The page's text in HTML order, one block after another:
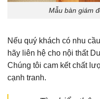
Mẫu bàn giám
Nếu quý khách có nhu
hãy liên hệ cho nội thất
Chúng tôi cam kết chất
cạnh tranh.